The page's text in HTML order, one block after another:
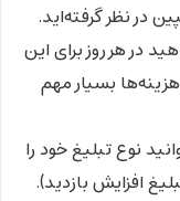
در نظر گرفته‌اید.
در هر روز برای این
بسیار مهم
نوع تبلیغ خود را
افزایش بازدید).